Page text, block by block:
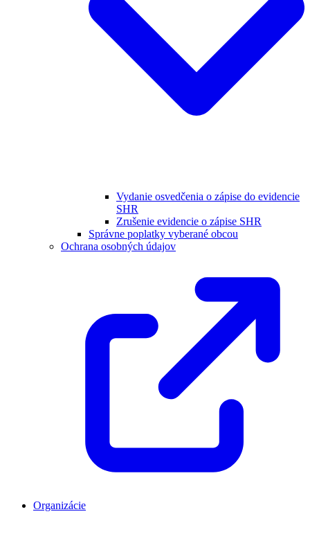
Vydanie osvedčenia o zápise do evidencie
SHR
Zrušenie evidencie o zápise SHR
Správne poplatky vyberané obcou
Ochrana osobných údajov
Organizácie